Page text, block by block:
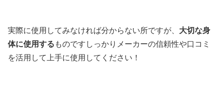
実際に使用してみなければ分からない所ですが、 大切な身
体に使用する ものですしっかりメーカーの信頼性や口コミ
を活用して上手に使用してください！